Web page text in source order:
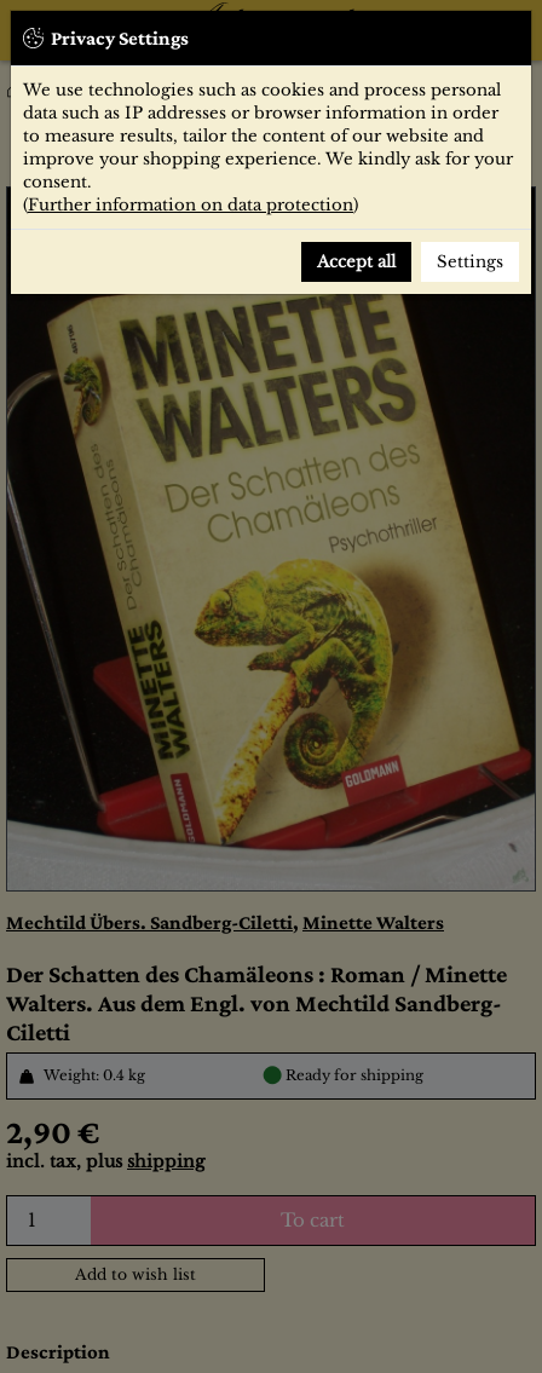
Privacy Settings
We use technologies such as cookies and process personal
data such as IP addresses or browser information in order
to measure results, tailor the content of our website and
improve your shopping experience. We kindly ask for your
consent.
(Further information on data protection)
Accept all Settings
Belletristik Krimi/Horror/Thriller
Der Schatten des Chamäleons : Roman / Minette Walters. Aus
dem Engl. von Mechtild Sandberg-Ciletti
Mechtild Übers. Sandberg-Ciletti, Minette Walters
Der Schatten des Chamäleons : Roman / Minette
Walters. Aus dem Engl. von Mechtild Sandberg-
Ciletti
Weight: 0.4 kg ● Ready for shipping
2,90 €
incl. tax, plus shipping
To cart
Add to wish list
Description